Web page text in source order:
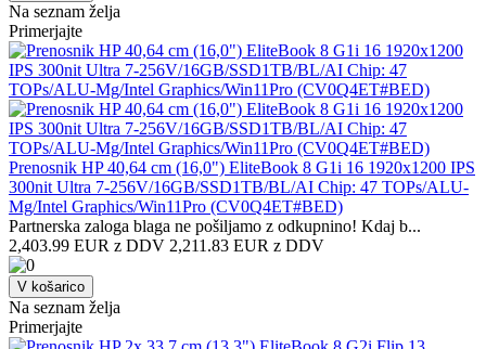
Na seznam želja
Primerjajte
Prenosnik HP 40,64 cm (16,0") EliteBook 8 G1i 16 1920x1200 IPS
300nit Ultra 7-256V/16GB/SSD1TB/BL/AI Chip: 47 TOPs/ALU-
Mg/Intel Graphics/Win11Pro (CV0Q4ET#BED)
Partnerska zaloga blaga ne pošiljamo z odkupnino! ​Kdaj b...
2,403.99 EUR z DDV 2,211.83 EUR z DDV
V košarico
Na seznam želja
Primerjajte